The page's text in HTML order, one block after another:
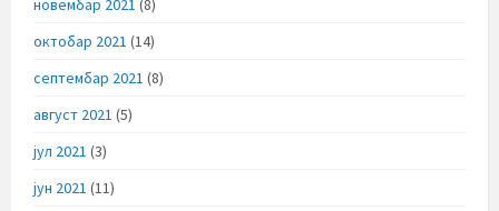
новембар 2021 (8)
октобар 2021 (14)
септембар 2021 (8)
август 2021 (5)
јул 2021 (3)
јун 2021 (11)